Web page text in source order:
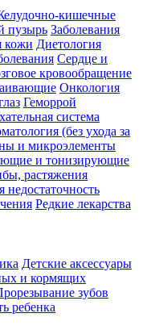
кишечные
пузырь Заболевания
кожи Диетология
Сердце и
кровообращение
Онкология
Геморрой
система
(без ухода за
и микроэлементы
и тонизирующие
растяжения
недостаточность
Редкие лекарства
Детские аксессуары
и кормящих
зубов
ребенка